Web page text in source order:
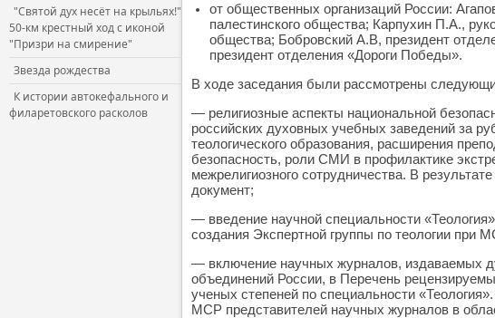
"Святой дух несёт на крыльях!"
50-км крестный ход с иконой
"Призри на смирение"
Звезда рождества
К истории автокефального и
филаретовского расколов
от общественных организаций России:
палестинского общества; Карпухин П.А.,
общества; Бобровский А.В, президент
президент отделения «Дороги Победы».
В ходе заседания были рассмотрены
— религиозные аспекты национальной
российских духовных учебных заведений за
теологического образования, расширения
безопасность, роли СМИ в профилактике
межрелигиозного сотрудничества. В
документ;
— введение научной специальности
создания Экспертной группы по теологии при
— включение научных журналов, издаваемых
объединений России, в Перечень
ученых степеней по специальности
МСР представителей научных журналов в